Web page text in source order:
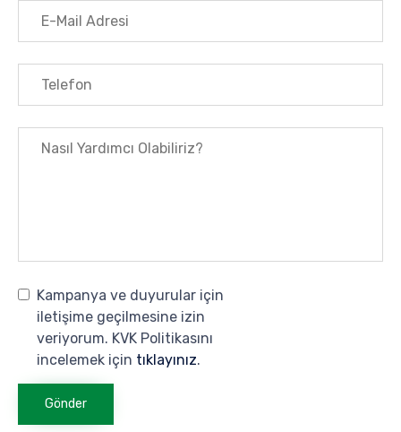
Kampanya ve duyurular için
iletişime geçilmesine izin
veriyorum. KVK Politikasını
incelemek için tıklayınız.